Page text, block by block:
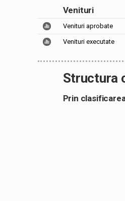
Venituri
Venituri aprobate
Venituri executate
Structura
Prin